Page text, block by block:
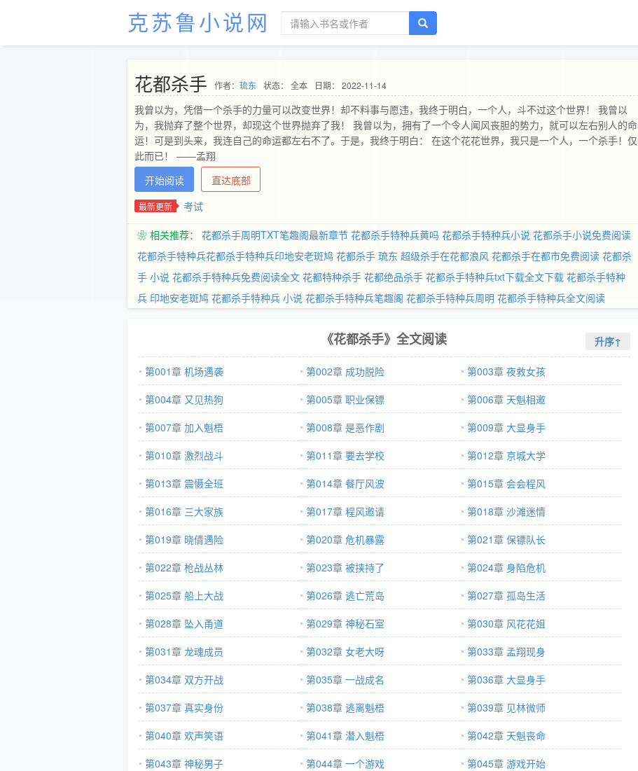
克苏鲁小说网
花都杀手 作者： 琉东 状态： 全本 日期： 2022-11-14
我曾以为，凭借一个杀手的力量可以改变世界！却不料事与愿违，我终于明白，一个人，斗不过这个世界！ 我曾以
为，我抛弃了整个世界，却现这个世界抛弃了我！ 我曾以为，拥有了一个令人闻风丧胆的势力，就可以左右别人的命
运！可是到头来，我连自己的命运都左右不了。于是，我终于明白： 在这个花花世界，我只是一个人，一个杀手！仅
此而已！ ——孟翔
开始阅读
直达底部
最新更新 考试
❀ 相关推荐： 花都杀手周明TXT笔趣阁最新章节 花都杀手特种兵黄吗 花都杀手特种兵小说 花都杀手小说免费阅读
花都杀手特种兵花都杀手特种兵印地安老斑鸠 花都杀手 琉东 超级杀手在花都浪风 花都杀手在都市免费阅读 花都杀
手 小说 花都杀手特种兵免费阅读全文 花都特种杀手 花都绝品杀手 花都杀手特种兵txt下载全文下载 花都杀手特种
兵 印地安老斑鸠 花都杀手特种兵 小说 花都杀手特种兵笔趣阁 花都杀手特种兵周明 花都杀手特种兵全文阅读
《花都杀手》全文阅读 升序↑
第001章 机场遇袭 第002章 成功脱险
第003章 夜救女孩
第004章 又见热狗
第005章 职业保镖
第006章 天魁相邀
第007章 加入魁梧
第008章 是恶作剧
第009章 大显身手
第010章 激烈战斗
第011章 要去学校
第012章 京城大学
第013章 震慑全班
第014章 餐厅风波
第015章 会会程风
第016章 三大家族
第017章 程风邀请
第018章 沙滩迷情
第019章 晓倩遇险
第020章 危机暴露
第021章 保镖队长
第022章 枪战丛林
第023章 被挟持了
第024章 身陷危机
第025章 船上大战
第026章 逃亡荒岛
第027章 孤岛生活
第028章 坠入甬道
第029章 神秘石室
第030章 风花花姐
第031章 龙魂成员
第032章 女老大呀
第033章 孟翔现身
第034章 双方开战
第035章 一战成名
第036章 大显身手
第037章 真实身份
第038章 逃离魁梧
第039章 见林微师
第040章 欢声笑语
第041章 潜入魁梧
第042章 天魁丧命
第043章 神秘男子
第044章 一个游戏
第045章 游戏开始